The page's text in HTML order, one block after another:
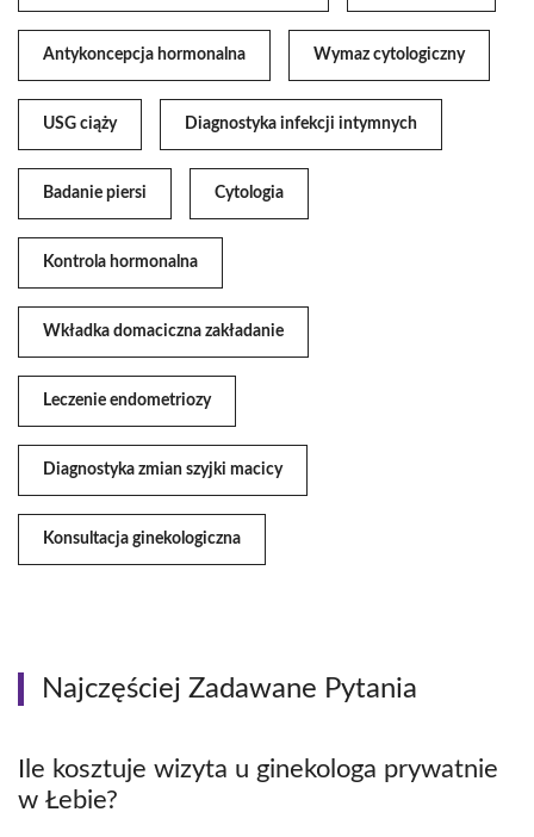
Antykoncepcja hormonalna Wymaz cytologiczny
USG ciąży Diagnostyka infekcji intymnych
Badanie piersi Cytologia
Kontrola hormonalna
Wkładka domaciczna zakładanie
Leczenie endometriozy
Diagnostyka zmian szyjki macicy
Konsultacja ginekologiczna
Najczęściej Zadawane Pytania
Ile kosztuje wizyta u ginekologa prywatnie
w Łebie?